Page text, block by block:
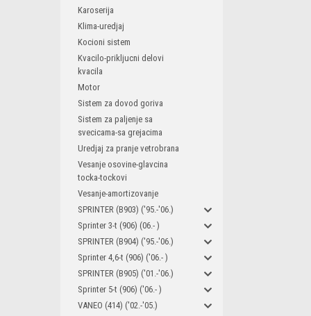
Karoserija
Klima-uredjaj
Kocioni sistem
Kvacilo-prikljucni delovi
kvacila
Motor
Sistem za dovod goriva
Sistem za paljenje sa
svecicama-sa grejacima
Uredjaj za pranje vetrobrana
Vesanje osovine-glavcina
tocka-tockovi
Vesanje-amortizovanje
SPRINTER (B903) ('95.-'06.)
Sprinter 3-t (906) (06.- )
SPRINTER (B904) ('95.-'06.)
Sprinter 4,6-t (906) ('06.- )
SPRINTER (B905) ('01.-'06.)
Sprinter 5-t (906) ('06.- )
VANEO (414) ('02.-'05.)